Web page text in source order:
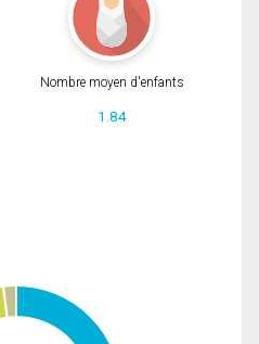
Nombre moyen d'enfants
1.84